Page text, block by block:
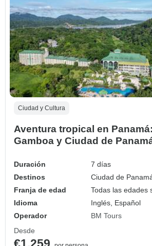
Ciudad y Cultura
Aventura tropical en
Gamboa y Ciudad de
Duración
7 días
Destinos
Ciudad de
Franja de edad
Todas las edades
Idioma
Inglés, Español
Operador
BM Tours
Desde